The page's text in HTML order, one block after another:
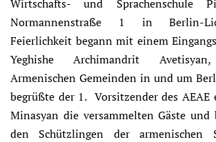
Wirtschafts- und Sprachenschule
Normannenstraße 1 in Berlin-
Feierlichkeit begann mit einem
Yeghishe Archimandrit
Armenischen Gemeinden in und um
begrüßte der 1. Vorsitzender des AEAE
Minasyan die versammelten Gäste und
den Schützlingen der armenischen